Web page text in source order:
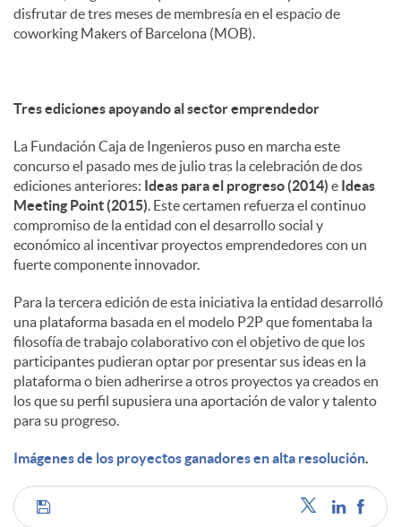
disfrutar de tres meses de membresía en el espacio de
coworking Makers of Barcelona (MOB).
Tres ediciones apoyando al sector emprendedor
La Fundación Caja de Ingenieros puso en marcha este
concurso el pasado mes de julio tras la celebración de dos
ediciones anteriores: Ideas para el progreso (2014) e Ideas
Meeting Point (2015). Este certamen refuerza el continuo
compromiso de la entidad con el desarrollo social y
económico al incentivar proyectos emprendedores con un
fuerte componente innovador.
Para la tercera edición de esta iniciativa la entidad desarrolló
una plataforma basada en el modelo P2P que fomentaba la
filosofía de trabajo colaborativo con el objetivo de que los
participantes pudieran optar por presentar sus ideas en la
plataforma o bien adherirse a otros proyectos ya creados en
los que su perfil supusiera una aportación de valor y talento
para su progreso.
Imágenes de los proyectos ganadores en alta resolución.